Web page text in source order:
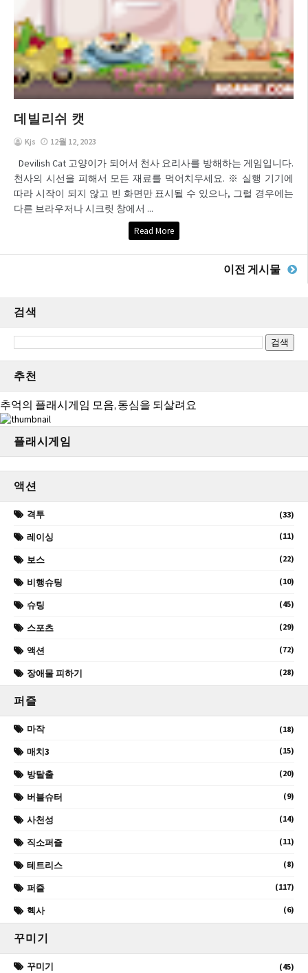
데빌리쉬 캣
Kjs 12월 12, 2023
Devilish Cat 고양이가 되어서 천사 요리사를 방해하는 게임입니다.
천사의 시선을 피해서 모든 재료를 먹어치우세요. ※ 실행 기기에
따라 시작이 되지 않고 빈 화면만 표시될 수 있으나, 그럴 경우에는
다른 브라우저나 시크릿 창에서 ...
Read More
이전 게시물
검색
추천
추억의 플래시게임 모음, 동심을 되살려요
플래시게임
액션
격투 (33)
레이싱 (11)
보스 (22)
비행슈팅 (10)
슈팅 (45)
스포츠 (29)
액션 (72)
장애물 피하기 (28)
퍼즐
마작 (18)
매치3 (15)
방탈출 (20)
버블슈터 (9)
사천성 (14)
직소퍼즐 (11)
테트리스 (8)
퍼즐 (117)
헥사 (6)
꾸미기
꾸미기 (45)